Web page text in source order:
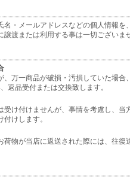
名・メールアドレスなどの個人情報
渡または利用する事は一切ございま
万一商品が破損・汚損していた場合
返品受付または交換致します。
受け付けませんが、事情を考慮し、
けします。
物が当店に返送された際には、往復